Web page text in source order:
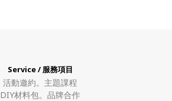
Service / 服務項目
活動邀約。 主題課程
DIY材料包。 品牌合作